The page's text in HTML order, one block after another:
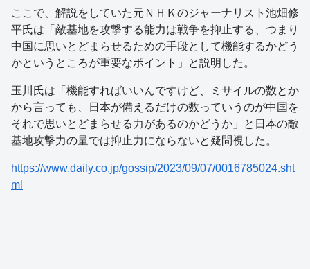
ここで、解説をしていた元ＮＨＫのジャーナリスト池畑修
平氏は「敵基地を攻撃する能力は戦争を抑止する、つまり
中国に思いとどまらせるための手段として機能するかどう
かというところが重要なポイント」と説明した。
玉川氏は「機能すればいいんですけど、ミサイルの数とか
から言っても、日本が備えるだけの数っていうのが中国を
それで思いとどまらせる力があるのかどうか」と日本の敵
基地攻撃力の量では抑止力にならないと疑問視した。
https://www.daily.co.jp/gossip/2023/09/07/0016785024.sht
ml